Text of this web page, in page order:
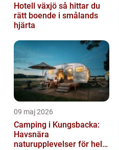
Hotell växjö så hittar du
rätt boende i smålands
hjärta
09 maj 2026
Camping i Kungsbacka:
Havsnära
naturupplevelser för hela